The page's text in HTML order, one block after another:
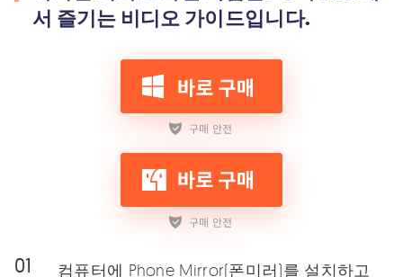
서 즐기는 비디오 가이드입니다.
컴퓨터에 Phone Mirror(폰미러)를 설치하고